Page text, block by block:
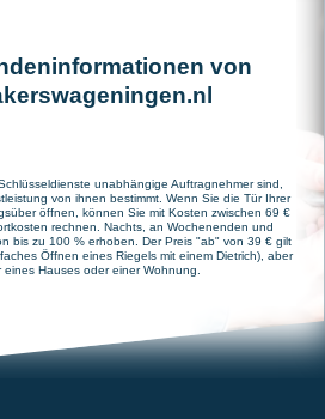
von
unabhängige Auftragnehmer sind,
von ihnen bestimmt. Wenn Sie die Tür Ihrer
öffnen, können Sie mit Kosten zwischen 69 €
rechnen. Nachts, an Wochenenden und
bis zu 100 % erhoben. Der Preis "ab" von 39 € gilt
Öffnen eines Riegels mit einem Dietrich), aber
eines Hauses oder einer Wohnung.